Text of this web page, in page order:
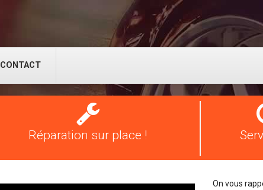
CONTACT
Réparation
pneus
Réparation sur place !
On vous